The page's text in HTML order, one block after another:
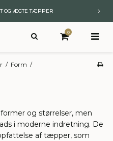
OG ÆGTE TÆPPER
0
/ Form /
og størrelser, men
i moderne indretning. De
af tæpper, som